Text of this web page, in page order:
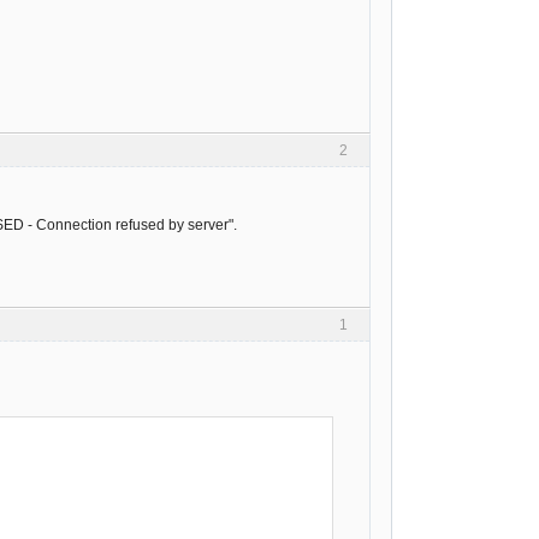
2
- Connection refused by server".
1